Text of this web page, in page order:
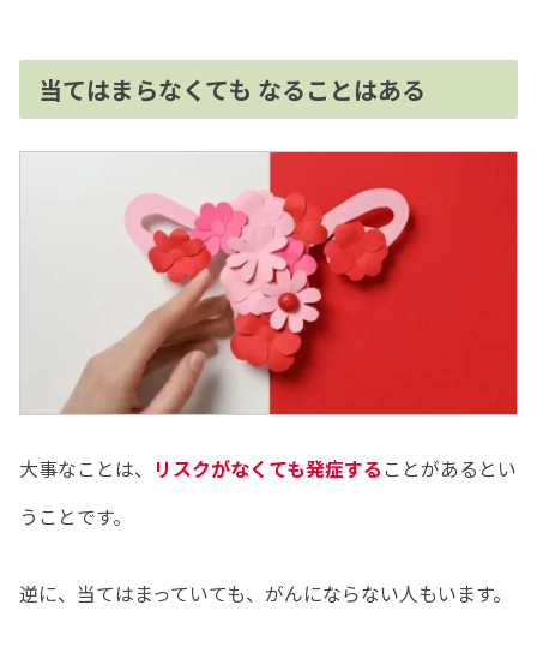
当てはまらなくても なることはある
大事なことは、 リスクがなくても発症する ことがあるとい
うことです。
逆に、当てはまっていても、がんにならない人もいます。